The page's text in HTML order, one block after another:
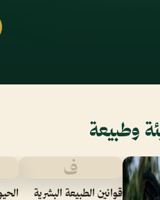
وطبيعة
ف
قوانين الطبيعة البشرية